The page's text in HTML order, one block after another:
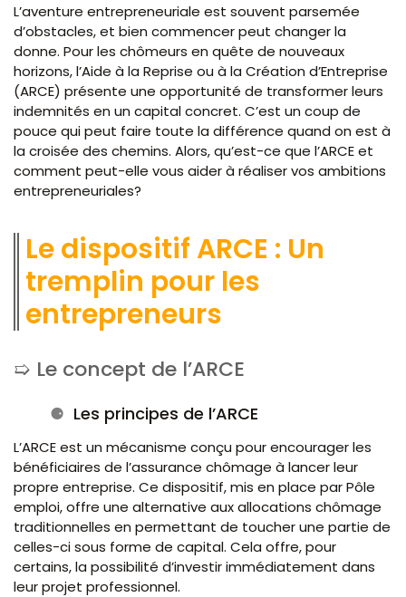
L’aventure entrepreneuriale est souvent parsemée
d’obstacles, et bien commencer peut changer la
donne. Pour les chômeurs en quête de nouveaux
horizons, l’Aide à la Reprise ou à la Création d’Entreprise
(ARCE) présente une opportunité de transformer leurs
indemnités en un capital concret. C’est un coup de
pouce qui peut faire toute la différence quand on est à
la croisée des chemins. Alors, qu’est-ce que l’ARCE et
comment peut-elle vous aider à réaliser vos ambitions
entrepreneuriales?
Le dispositif ARCE : Un
tremplin pour les
entrepreneurs
Le concept de l’ARCE
Les principes de l’ARCE
L’ARCE est un mécanisme conçu pour encourager les
bénéficiaires de l’assurance chômage à lancer leur
propre entreprise. Ce dispositif, mis en place par Pôle
emploi, offre une alternative aux allocations chômage
traditionnelles en permettant de toucher une partie de
celles-ci sous forme de capital. Cela offre, pour
certains, la possibilité d’investir immédiatement dans
leur projet professionnel.